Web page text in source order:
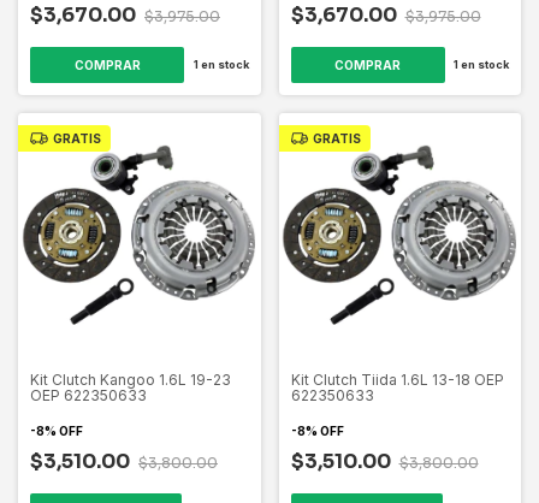
$3,670.00 $3,975.00
1 en stock
$3,670.00 $3,975.00
1 en stock
GRATIS
Kit Clutch Kangoo 1.6L 19-23
OEP 622350633
-8% OFF
$3,510.00 $3,800.00
GRATIS
Kit Clutch Tiida 1.6L 13-18 OEP
622350633
-8% OFF
$3,510.00 $3,800.00